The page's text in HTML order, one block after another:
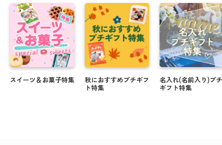
スイーツ＆お菓子特集
秋におすすめプチギフ
ト特集
名入れ(名前入り)プチ
ギフト特集